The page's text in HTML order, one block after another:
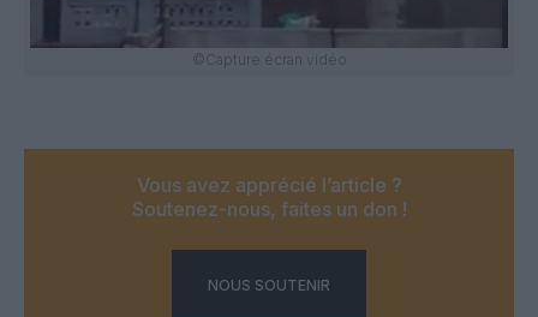
©Capture écran vidéo
Vous avez apprécié l’article ?
Soutenez-nous, faites un don !
NOUS SOUTENIR